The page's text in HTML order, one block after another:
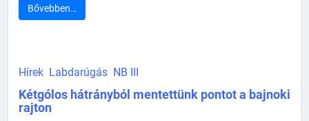
Bővebben…
Hírek Labdarúgás NB III
Kétgólos hátrányból mentettünk pontot a bajnoki
rajton